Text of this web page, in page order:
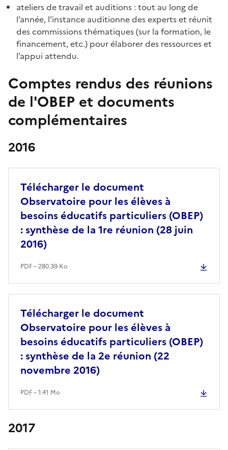
ateliers de travail et auditions : tout au long de
l’année, l’instance auditionne des experts et réunit
des commissions thématiques (sur la formation, le
financement, etc.) pour élaborer des ressources et
l’appui attendu.
Comptes rendus des réunions
de l'OBEP et documents
complémentaires
2016
Télécharger le document
Observatoire pour les élèves à
besoins éducatifs particuliers (OBEP)
: synthèse de la 1re réunion (28 juin
2016)
PDF – 280.39 Ko
Télécharger le document
Observatoire pour les élèves à
besoins éducatifs particuliers (OBEP)
: synthèse de la 2e réunion (22
novembre 2016)
PDF – 1.41 Mo
2017